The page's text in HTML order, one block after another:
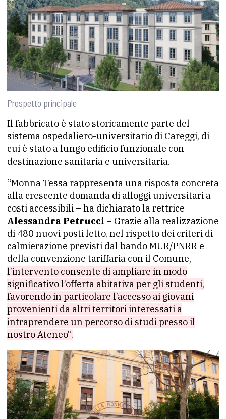
Prospetto principale
Il fabbricato è stato storicamente parte del
sistema ospedaliero-universitario di Careggi, di
cui è stato a lungo edificio funzionale con
destinazione sanitaria e universitaria.
“Monna Tessa rappresenta una risposta concreta
alla crescente domanda di alloggi universitari a
costi accessibili – ha dichiarato la rettrice
Alessandra Petrucci – Grazie alla realizzazione
di 480 nuovi posti letto, nel rispetto dei criteri di
calmierazione previsti dal bando MUR/PNRR e
della convenzione tariffaria con il Comune,
l’intervento consente di ampliare in modo
significativo l’offerta abitativa per gli studenti,
favorendo in particolare l’accesso ai giovani
provenienti da altri territori interessati a
intraprendere un percorso di studi presso il
nostro Ateneo”.